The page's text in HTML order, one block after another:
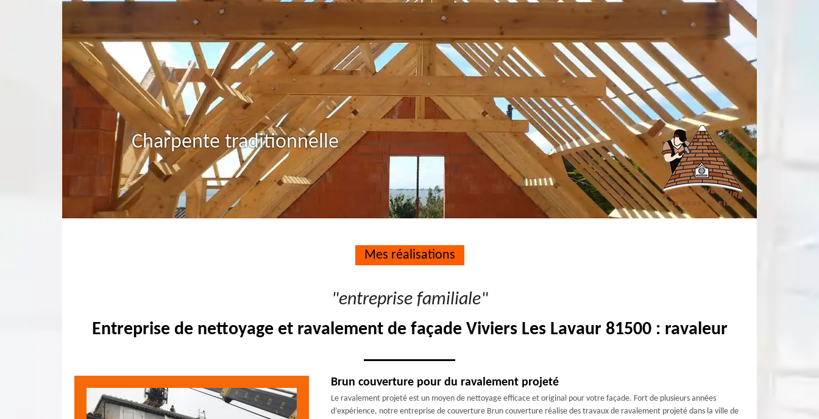
Charpente traditionnelle
Mes réalisations
"entreprise familiale"
Entreprise de nettoyage et ravalement de façade Viviers Les Lavaur 81500 : ravaleur
Brun couverture pour du ravalement projeté
Le ravalement projeté est un moyen de nettoyage efficace et original pour votre façade. Fort de plusieurs années
d’expérience, notre entreprise de couverture Brun couverture réalise des travaux de ravalement projeté dans la ville de